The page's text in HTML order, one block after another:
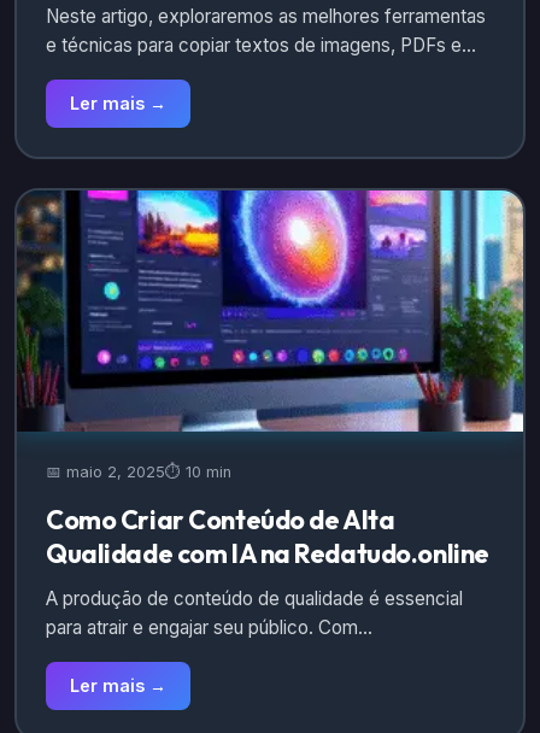
Neste artigo, exploraremos as melhores ferramentas
e técnicas para copiar textos de imagens, PDFs e…
Ler mais →
📅 maio 2, 2025⏱️ 10 min
Como Criar Conteúdo de Alta
Qualidade com IA na Redatudo.online
A produção de conteúdo de qualidade é essencial
para atrair e engajar seu público. Com…
Ler mais →